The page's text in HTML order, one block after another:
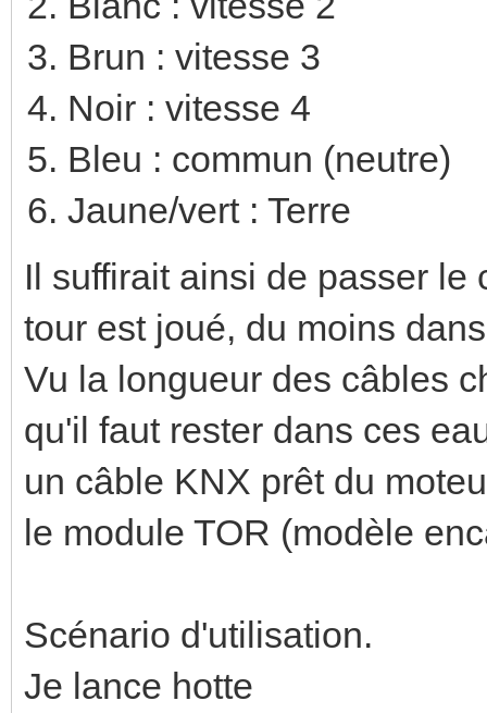
Brun : vitesse 3
Noir : vitesse 4
Bleu : commun (neutre)
Jaune/vert : Terre
Il suffirait ainsi de passer le
tour est joué, du moins
Vu la longueur des câbles
qu'il faut rester dans ces
un câble KNX prêt du
le module TOR (modèle
Scénario d'utilisation.
Je lance hotte